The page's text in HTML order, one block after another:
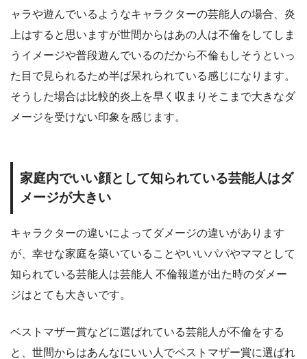
ャラや遊んでいるようなキャラクターの芸能人の場合、炎
上はすると思いますが世間からはあの人は不倫をしてしま
うイメージや普段遊んでいるのだから不倫もしそうといっ
た目で見られるため半ば呆れられている感じになります。
そうした場合は比較的炎上を早く収まりそこまで大きなダ
メージを受けない印象を感じます。
家庭内でいい顔として知られている芸能人はダ
メージが大きい
キャラクターの違いによってダメージの違いがあります
が、幸せな家庭を築いていることやいいパパやママとして
知られている芸能人は芸能人 不倫報道が出た時のダメー
ジはとても大きいです。
ベストマザー賞などに選ばれている芸能人が不倫をする
と、世間からはあんなにいい人でベストマザー賞に選ばれ